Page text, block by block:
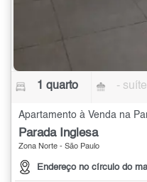
1 quarto - suíte
Apartamento à Venda na
Parada Inglesa
Zona Norte - São Paulo
Endereço no círculo do